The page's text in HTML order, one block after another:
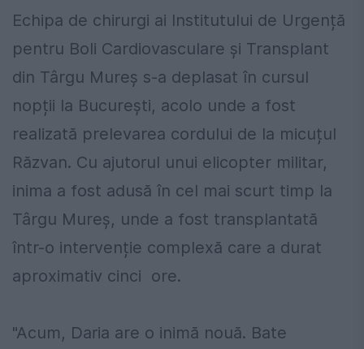
Echipa de chirurgi ai Institutului de Urgență
pentru Boli Cardiovasculare și Transplant
din Târgu Mureș s-a deplasat în cursul
nopții la București, acolo unde a fost
realizată prelevarea cordului de la micuțul
Răzvan. Cu ajutorul unui elicopter militar,
inima a fost adusă în cel mai scurt timp la
Târgu Mureș, unde a fost transplantată
într-o intervenție complexă care a durat
aproximativ cinci ore.
"Acum, Daria are o inimă nouă. Bate